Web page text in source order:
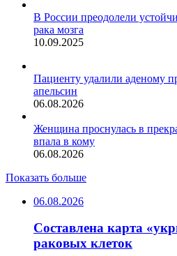
В России преодолели
рака мозга
10.09.2025
Пациенту удалили аденому
апельсин
06.08.2026
Женщина проснулась в
впала в кому
06.08.2026
Показать больше
06.08.2026
Составлена карта
раковых клеток